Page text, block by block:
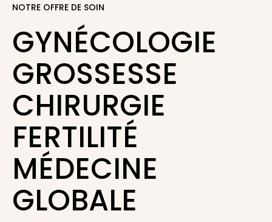
NOTRE OFFRE DE SOIN
GYNÉCOLOGIE
GROSSESSE
CHIRURGIE
FERTILITÉ
MÉDECINE
GLOBALE